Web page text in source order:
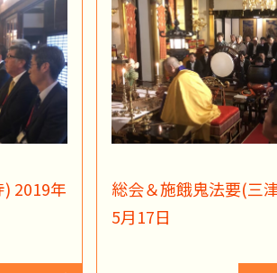
2019年
総会＆施餓鬼法要(三
5月17日